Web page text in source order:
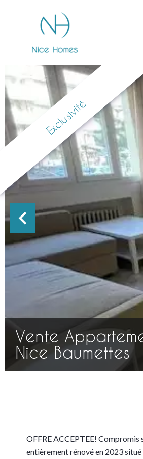
Vente
Nice Baumettes
Exclusivité
OFFRE ACCEPTEE!
entièrement rénové en 2023 situé